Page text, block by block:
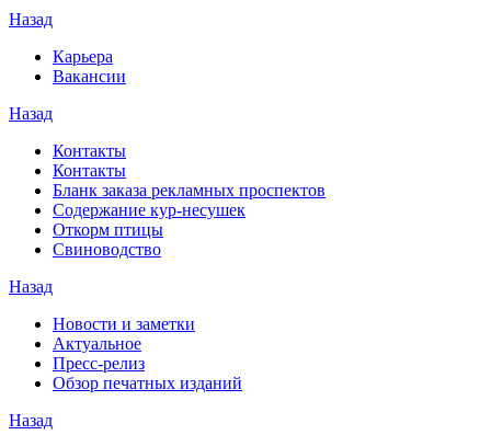
Назад
Карьера
Вакансии
Назад
Контакты
Контакты
Бланк заказа рекламных проспектов
Содержание кур-несушек
Откорм птицы
Свиноводство
Назад
Новости и заметки
Актуальное
Пресс-релиз
Обзор печатных изданий
Назад